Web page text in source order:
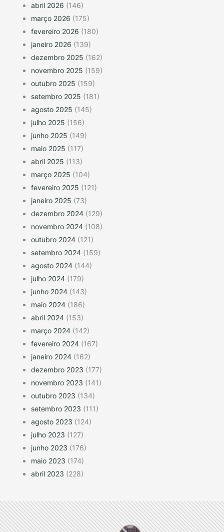
abril 2026 (146)
março 2026 (175)
fevereiro 2026 (180)
janeiro 2026 (139)
dezembro 2025 (162)
novembro 2025 (159)
outubro 2025 (159)
setembro 2025 (181)
agosto 2025 (145)
julho 2025 (156)
junho 2025 (149)
maio 2025 (117)
abril 2025 (113)
março 2025 (104)
fevereiro 2025 (121)
janeiro 2025 (73)
dezembro 2024 (129)
novembro 2024 (108)
outubro 2024 (121)
setembro 2024 (159)
agosto 2024 (144)
julho 2024 (179)
junho 2024 (143)
maio 2024 (186)
abril 2024 (153)
março 2024 (142)
fevereiro 2024 (167)
janeiro 2024 (162)
dezembro 2023 (177)
novembro 2023 (141)
outubro 2023 (134)
setembro 2023 (111)
agosto 2023 (124)
julho 2023 (127)
junho 2023 (176)
maio 2023 (174)
abril 2023 (228)